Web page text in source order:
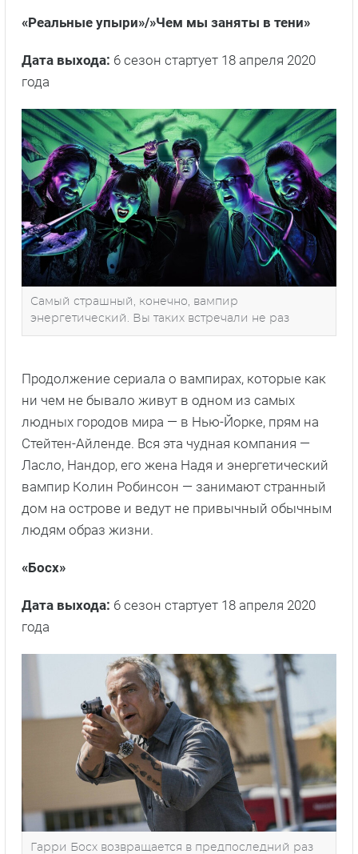
«Реальные упыри»/»Чем мы заняты в тени»
Дата выхода: 6 сезон стартует 18 апреля 2020
года
Самый страшный, конечно, вампир
энергетический. Вы таких встречали не раз
Продолжение сериала о вампирах, которые как
ни чем не бывало живут в одном из самых
людных городов мира — в Нью-Йорке, прям на
Стейтен-Айленде. Вся эта чудная компания —
Ласло, Нандор, его жена Надя и энергетический
вампир Колин Робинсон — занимают странный
дом на острове и ведут не привычный обычным
людям образ жизни.
«Босх»
Дата выхода: 6 сезон стартует 18 апреля 2020
года
Гарри Босх возвращается в предпоследний раз